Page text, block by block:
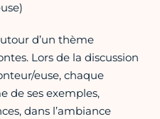
d’un thème
Lors de la discussion
euse, chaque
de ses exemples,
dans l’ambiance